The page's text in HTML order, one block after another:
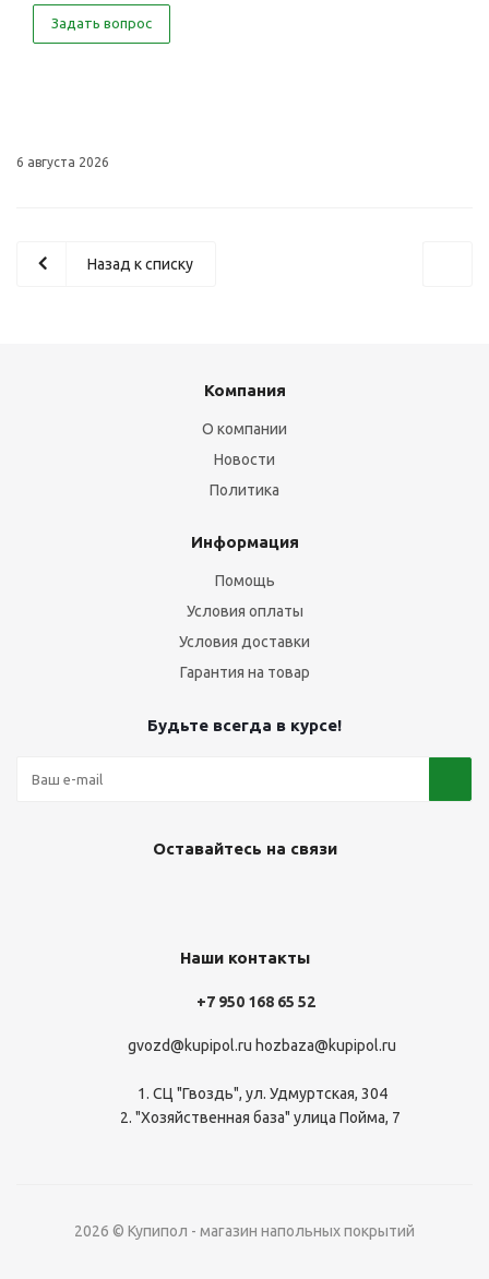
Задать вопрос
6 августа 2026
Назад к списку
Компания
О компании
Новости
Политика
Информация
Помощь
Условия оплаты
Условия доставки
Гарантия на товар
Будьте всегда в курсе!
Оставайтесь на связи
Наши контакты
+7 950 168 65 52
gvozd@kupipol.ru hozbaza@kupipol.ru
1. СЦ "Гвоздь", ул. Удмуртская, 304
2. "Хозяйственная база" улица Пойма, 7
2026 © Купипол - магазин напольных покрытий